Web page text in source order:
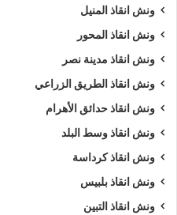
ونش انقاذ المنيل
ونش انقاذ المحور
ونش انقاذ مدينة نصر
ونش انقاذ الطريق الزراعي
ونش انقاذ حدائق الأهرام
ونش انقاذ وسط البلد
ونش انقاذ كرداسة
ونش انقاذ بلبيس
ونش انقاذ التبين